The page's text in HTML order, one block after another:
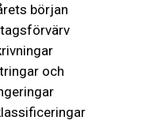
början
och